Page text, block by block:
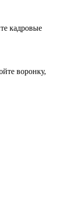
кадровые
воронку,